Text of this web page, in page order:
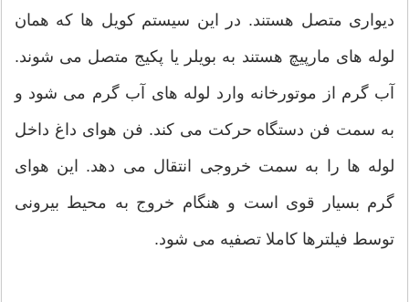
دیواری متصل هستند. در این سیستم کویل ها که همان
لوله های مارپیچ هستند به بویلر یا پکیج متصل می شوند.
آب گرم از موتورخانه وارد لوله های آب گرم می شود و
به سمت فن دستگاه حرکت می کند. فن هوای داغ داخل
لوله ها را به سمت خروجی انتقال می دهد. این هوای
گرم بسیار قوی است و هنگام خروج به محیط بیرونی
توسط فیلترها کاملا تصفیه می شود.